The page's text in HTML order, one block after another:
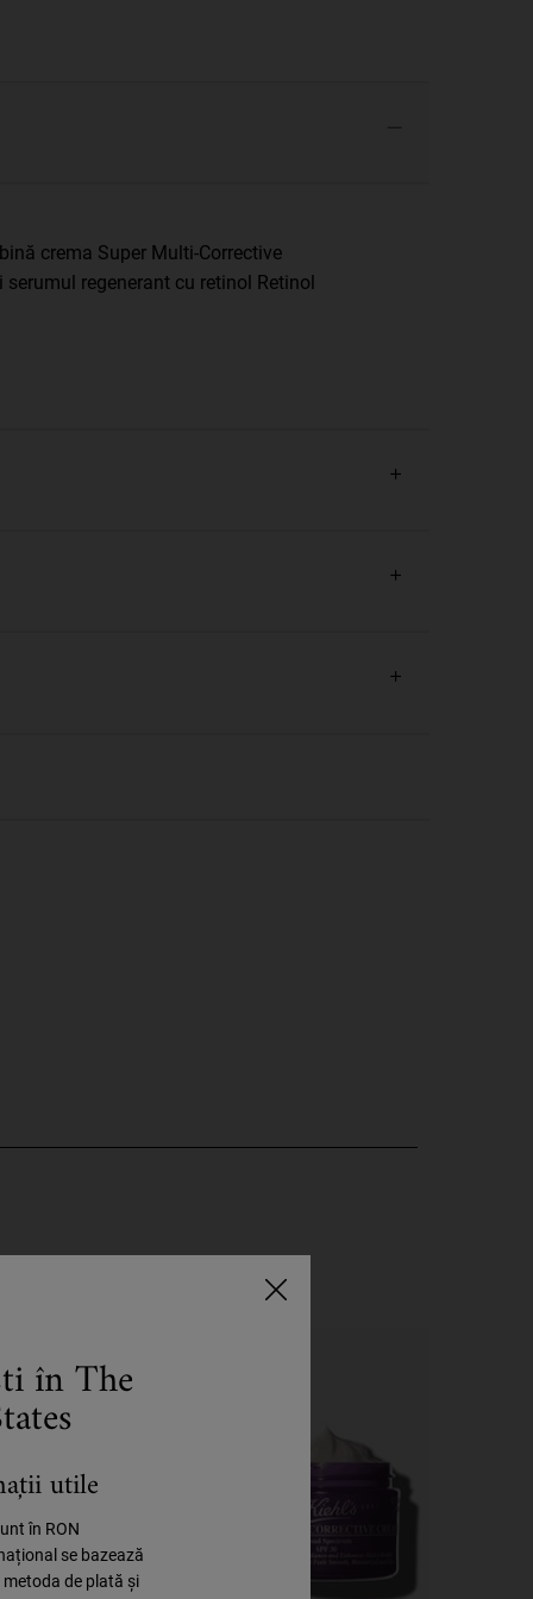
crema Super Multi-Corrective
regenerant cu retinol Retinol
în The
utile
în RON
se bazează
de plată și